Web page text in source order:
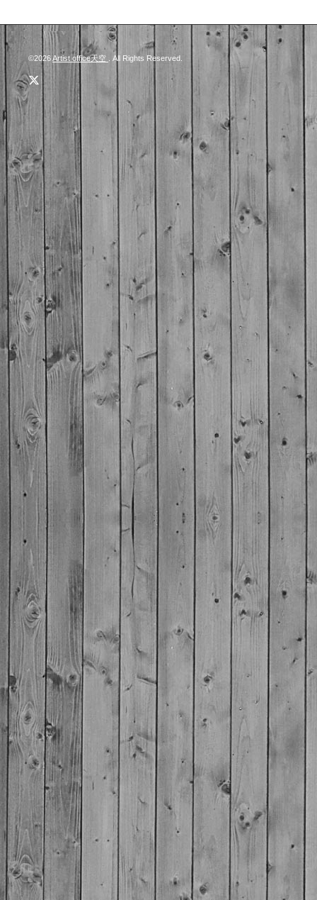
©2026Artist office天空 . All Rights Reserved.